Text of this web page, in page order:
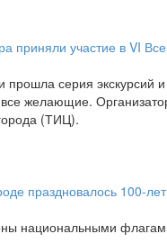
приняли участие в VI
прошла серия экскурсий
желающие.
(ТИЦ).
праздновалось 100-
национальными